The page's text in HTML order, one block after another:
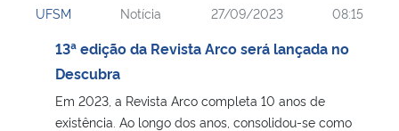
Ministério do Desenvolvimento Regional
Controladoria-Geral da União
Ministério da Mulher, da Família e dos Direitos Humanos
UFSM Notícia 27/09/2023 08:15
13ª edição da Revista Arco será lançada no
Descubra
Em 2023, a Revista Arco completa 10 anos de
existência. Ao longo dos anos, consolidou-se como